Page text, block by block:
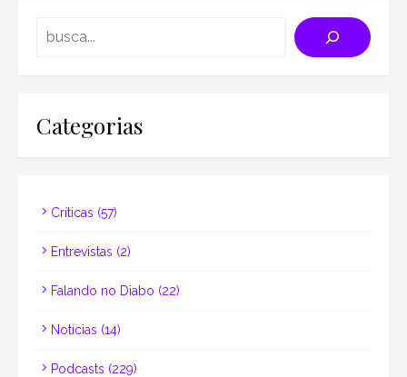
Categorias
Críticas (57)
Entrevistas (2)
Falando no Diabo (22)
Notícias (14)
Podcasts (229)